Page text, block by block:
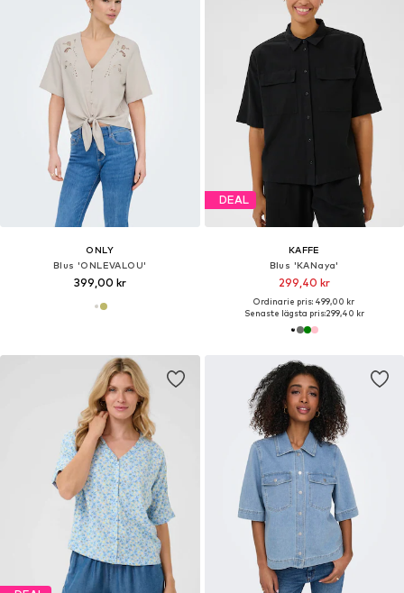
ONLY
Blus 'ONLEVALOU'
399,00 kr
DEAL
KAFFE
Blus 'KANaya'
299,40 kr
Ordinarie pris: 499,00 kr
Senaste lägsta pris:299,40 kr